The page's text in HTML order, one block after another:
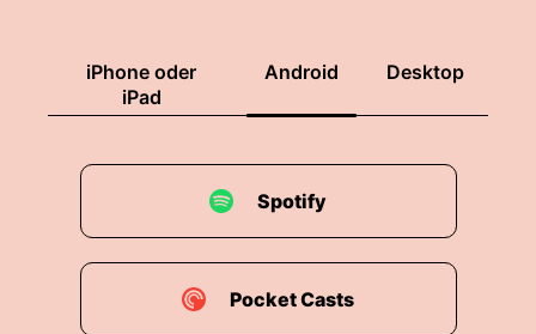
iPhone oder
iPad
Android Desktop
Spotify
Pocket Casts